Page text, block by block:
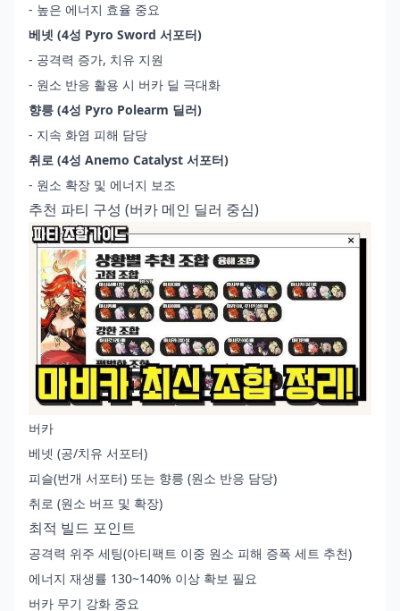
‐ 높은 에너지 효율 중요
베넷 (4성 Pyro Sword 서포터)
‐ 공격력 증가, 치유 지원
‐ 원소 반응 활용 시 버카 딜 극대화
향릉 (4성 Pyro Polearm 딜러)
‐ 지속 화염 피해 담당
취로 (4성 Anemo Catalyst 서포터)
‐ 원소 확장 및 에너지 보조
추천 파티 구성 (버카 메인 딜러 중심)
버카
베넷 (공/치유 서포터)
피슬(번개 서포터) 또는 향릉 (원소 반응 담당)
취로 (원소 버프 및 확장)
최적 빌드 포인트
공격력 위주 세팅(아티팩트 이중 원소 피해 증폭 세트 추천)
에너지 재생률 130~140% 이상 확보 필요
버카 무기 강화 중요